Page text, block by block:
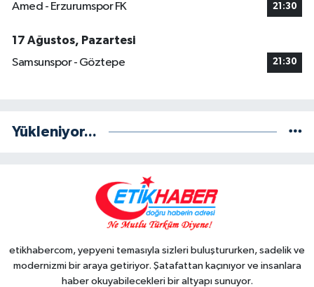
Amed - Erzurumspor FK 21:30
17 Ağustos, Pazartesi
Samsunspor - Göztepe
21:30
Yükleniyor...
etikhabercom, yepyeni temasıyla sizleri buluştururken, sadelik ve
modernizmi bir araya getiriyor. Şatafattan kaçınıyor ve insanlara
haber okuyabilecekleri bir altyapı sunuyor.